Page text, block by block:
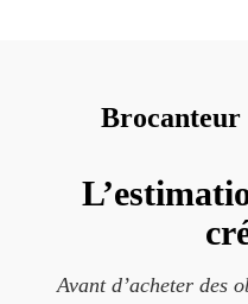
Brocanteur
Avant d’acheter des